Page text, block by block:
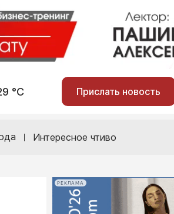
°С Прислать новость
Интересное чтиво
РЕКЛАМА